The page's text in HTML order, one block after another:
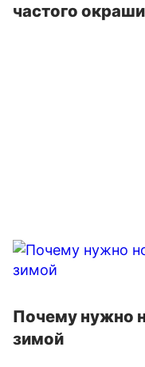
частого
Почему нужно
зимой